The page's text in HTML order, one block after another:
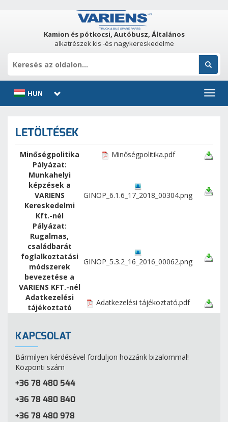
Kamion és pótkocsi, Autóbusz, Általános
alkatrészek kis -és nagykereskedelme
HUN
LETÖLTÉSEK
Minőségpolitika
Minőségpolitika.pdf
Pályázat:
Munkahelyi
képzések a
VARIENS
Kereskedelmi
Kft.-nél
GINOP_6.1.6_17_2018_00304.png
Pályázat:
Rugalmas,
családbarát
foglalkoztatási
módszerek
bevezetése a
VARIENS KFT.-nél
GINOP_5.3.2_16_2016_00062.png
Adatkezelési
tájékoztató
Adatkezelési tájékoztató.pdf
KAPCSOLAT
Bármilyen kérdésével forduljon hozzánk bizalommal!
Központi szám
+36 78 480 544
+36 78 480 840
+36 78 480 978